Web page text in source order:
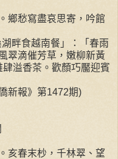
鄉愁寫盡哀思寄，吟館
畔食越南餐」：「春雨
翠滴催芳草，嫩柳新黃
溢香茶。歡顏巧靨迎賓
新報》第1472期)
亥春末杪，千林翠、望